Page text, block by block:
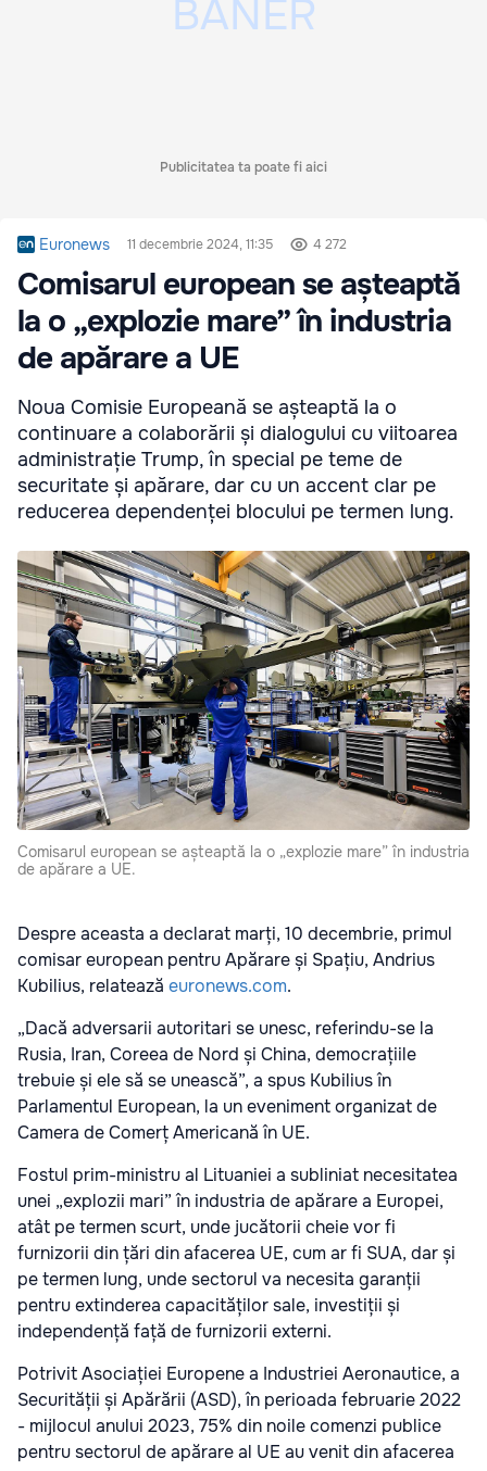
Publicitatea ta poate fi aici
Euronews 11 decembrie 2024, 11:35 4 272
Comisarul european se așteaptă
la o „explozie mare” în industria
de apărare a UE
Noua Comisie Europeană se așteaptă la o
continuare a colaborării și dialogului cu viitoarea
administrație Trump, în special pe teme de
securitate și apărare, dar cu un accent clar pe
reducerea dependenței blocului pe termen lung.
Comisarul european se așteaptă la o „explozie mare” în industria
de apărare a UE.
Despre aceasta a declarat marți, 10 decembrie, primul
comisar european pentru Apărare și Spațiu, Andrius
Kubilius, relatează euronews.com.
„Dacă adversarii autoritari se unesc, referindu-se la
Rusia, Iran, Coreea de Nord și China, democrațiile
trebuie și ele să se unească”, a spus Kubilius în
Parlamentul European, la un eveniment organizat de
Camera de Comerț Americană în UE.
Fostul prim-ministru al Lituaniei a subliniat necesitatea
unei „explozii mari” în industria de apărare a Europei,
atât pe termen scurt, unde jucătorii cheie vor fi
furnizorii din țări din afacerea UE, cum ar fi SUA, dar și
pe termen lung, unde sectorul va necesita garanții
pentru extinderea capacităților sale, investiții și
independență față de furnizorii externi.
Potrivit Asociației Europene a Industriei Aeronautice, a
Securității și Apărării (ASD), în perioada februarie 2022
- mijlocul anului 2023, 75% din noile comenzi publice
pentru sectorul de apărare al UE au venit din afacerea